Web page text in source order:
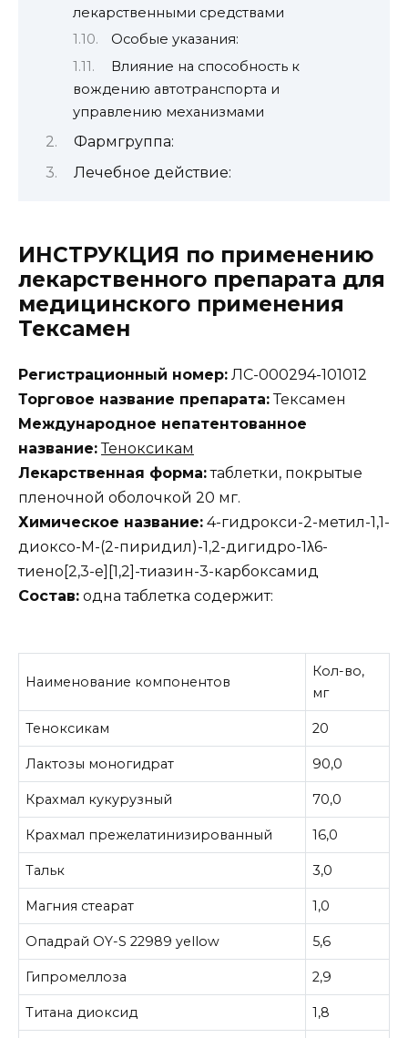
лекарственными средствами
Особые указания:
Влияние на способность к
вождению автотранспорта и
управлению механизмами
Фармгруппа:
Лечебное действие:
ИНСТРУКЦИЯ по применению
лекарственного препарата для
медицинского применения
Тексамен
Регистрационный номер: ЛС-000294-101012
Торговое название препарата:Тексамен
Международное непатентованное
название: Теноксикам
Лекарственная форма:таблетки, покрытые
пленочной оболочкой 20 мг.
Химическое название: 4-гидрокси-2-метил-1,1-
диоксо-М-(2-пиридил)-1,2-дигидро-1λ6-
тиено[2,3-e][1,2]-тиазин-3-карбоксамид
Состав: одна таблетка содержит:
Наименование компонентов
Кол-во,
мг
Теноксикам 20
Лактозы моногидрат 90,0
Крахмал кукурузный 70,0
Крахмал прежелатинизированный 16,0
Тальк 3,0
Магния стеарат 1,0
Опадрай OY-S 22989 yellow 5,6
Гипромеллоза 2,9
Титана диоксид 1,8